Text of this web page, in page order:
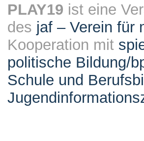
PLAY19 ist eine
des jaf – Verein für
Kooperation mit
politische Bildung/
Schule und